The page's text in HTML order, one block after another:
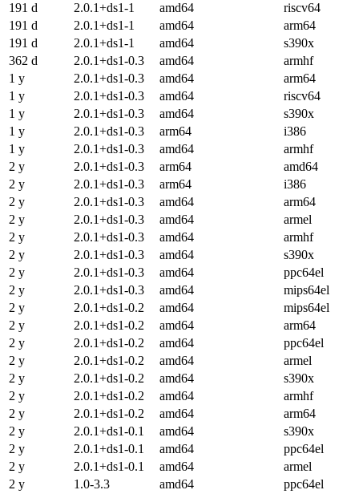
191 d
2.0.1+ds1-1 amd64
riscv64
191 d
2.0.1+ds1-1 amd64
arm64
191 d
2.0.1+ds1-1 amd64
s390x
362 d
2.0.1+ds1-0.3 amd64
armhf
1 y
2.0.1+ds1-0.3 amd64
arm64
1 y
2.0.1+ds1-0.3 amd64
riscv64
1 y
2.0.1+ds1-0.3 amd64
s390x
1 y
2.0.1+ds1-0.3 arm64
i386
1 y
2.0.1+ds1-0.3 amd64
armhf
2 y
2.0.1+ds1-0.3 arm64
amd64
2 y
2.0.1+ds1-0.3 arm64
i386
2 y
2.0.1+ds1-0.3 amd64
arm64
2 y
2.0.1+ds1-0.3 amd64
armel
2 y
2.0.1+ds1-0.3 amd64
armhf
2 y
2.0.1+ds1-0.3 amd64
s390x
2 y
2.0.1+ds1-0.3 amd64
ppc64el
2 y
2.0.1+ds1-0.3 amd64
mips64el
2 y
2.0.1+ds1-0.2 amd64
mips64el
2 y
2.0.1+ds1-0.2 amd64
arm64
2 y
2.0.1+ds1-0.2 amd64
ppc64el
2 y
2.0.1+ds1-0.2 amd64
armel
2 y
2.0.1+ds1-0.2 amd64
s390x
2 y
2.0.1+ds1-0.2 amd64
armhf
2 y
2.0.1+ds1-0.2 amd64
arm64
2 y
2.0.1+ds1-0.1 amd64
s390x
2 y
2.0.1+ds1-0.1 amd64
ppc64el
2 y
2.0.1+ds1-0.1 amd64
armel
2 y
1.0-3.3 amd64
ppc64el